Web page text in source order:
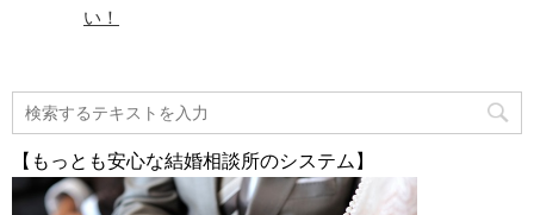
い！
【もっとも安心な結婚相談所のシステム】